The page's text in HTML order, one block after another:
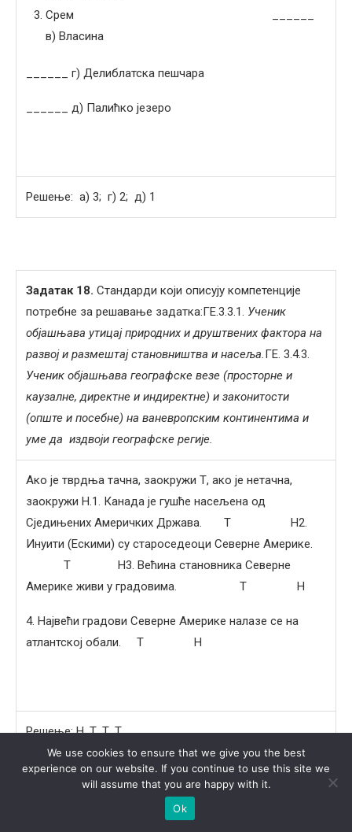
Срем ______
в) Власина
______ г) Делиблатска пешчара
______ д) Палићко језеро
Решење: а) 3; г) 2; д) 1
Задатак 18. Стандарди који описују компетенције
потребне за решавање задатка:ГЕ.3.3.1. Ученик
објашњава утицај природних и друштвених фактора на
развој и размештај становништва и насеља.ГЕ. 3.4.3.
Ученик објашњава географске везе (просторне и
каузалне, директне и индиректне) и законитости
(опште и посебне) на ваневропским континентима и
уме да издвоји географске регије.
Ако је тврдња тачна, заокружи Т, ако је нетачна,
заокружи Н.1. Канада је гушће насељена од
Сједињених Америчких Држава. Т Н2.
Инуити (Ескими) су староседеоци Северне Америке.
Т Н3. Већина становника Северне
Америке живи у градовима. T Н
4. Највећи градови Северне Америке налазе се на
атлантској обали. Т Н
Решење: Н, Т, Т, Т
Стандард који описује компетенције
We use cookies to ensure that we give you the best
experience on our website. If you continue to use this site we
will assume that you are happy with it.
Ok